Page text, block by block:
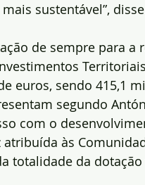
sustentável”,
de sempre para a
euros, sendo 415,1
segundo
com o
às
totalidade da